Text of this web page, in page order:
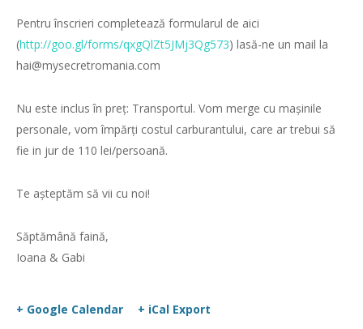
Pentru înscrieri completează formularul de aici
(http://goo.gl/forms/qxgQlZt5JMj3Qg573) lasă-ne un mail la
hai@mysecretromania.com
Nu este inclus în preț: Transportul. Vom merge cu mașinile
personale, vom împărți costul carburantului, care ar trebui să
fie in jur de 110 lei/persoană.
Te așteptăm să vii cu noi!
Săptămână faină,
Ioana & Gabi
+ Google Calendar + iCal Export